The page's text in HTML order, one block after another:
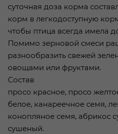
суточная доза корма
корм в легкодоступную
чтобы птица всегда имела
Помимо зерновой смеси
разнообразить свежей
овощами или фруктами.
Состав
просо красное, просо
белое, канареечное семя,
конопляное семя, абрикос
сушеный.